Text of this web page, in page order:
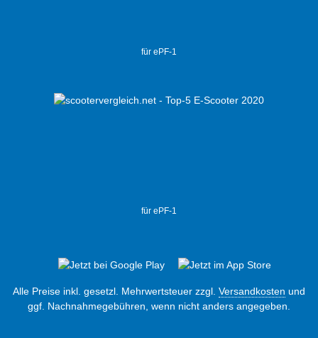
für ePF-1
für ePF-1
Alle Preise inkl. gesetzl. Mehrwertsteuer zzgl. Versandkosten und
ggf. Nachnahmegebühren, wenn nicht anders angegeben.